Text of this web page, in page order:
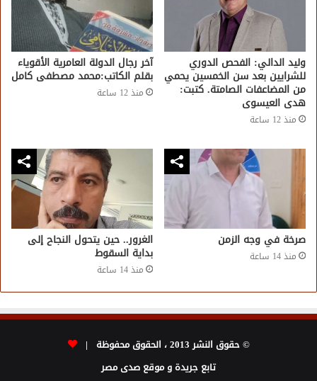
وليد الدالي: الفحص الدوري
للشرايين بعد سن الخمسين يحمي
من المضاعفات الصامتة. كتبت:
هدى العيسوى
منذ 12 ساعة
آخر رجال الدولة العامرية الأقوياء
بقلم الكاتب:محمد مصطفى كامل
منذ 12 ساعة
صرخة في وجه الزمن
منذ 14 ساعة
الغرور.. حين يتحول النجاح إلى
بداية السقوط
منذ 14 ساعة
© حقوق النشر 2013 ، الحقوق محفوظة |
تابع جريدة و موقع صدى مصر